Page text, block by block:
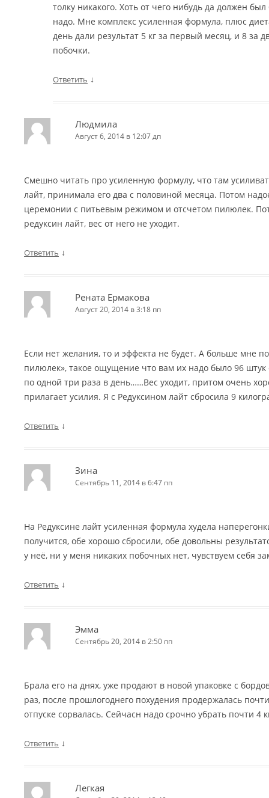
толку никакого. Хоть от чего нибудь да должен
надо. Мне комплекс усиленная формула, плюс
день дали результат 5 кг за первый месяц, и 8 за
побочки.
Ответить ↓
Людмила
Август 6, 2014 в 12:07 дп
Смешно читать про усиленную формулу, что там
лайт, принимала его два с половиной месяца. Потом
церемонии с питьевым режимом и отсчетом пилюлек.
редуксин лайт, вес от него не уходит.
Ответить ↓
Рената Ермакова
Август 20, 2014 в 3:18 пп
Если нет желания, то и эффекта не будет. А больше мне
пилюлек», такое ощущение что вам их надо было 96 штук
по одной три раза в день……Вес уходит, притом очень
прилагает усилия. Я с Редуксином лайт сбросила 9
Ответить ↓
Зина
Сентябрь 11, 2014 в 6:47 пп
На Редуксине лайт усиленная формула худела
получится, обе хорошо сбросили, обе довольны
у неё, ни у меня никаких побочных нет, чувствуем себя
Ответить ↓
Эмма
Сентябрь 20, 2014 в 2:50 пп
Брала его на днях, уже продают в новой упаковке с
раз, после прошлогоднего похудения продержалась
отпуске сорвалась. Сейчасн надо срочно убрать почти 4
Ответить ↓
Легкая